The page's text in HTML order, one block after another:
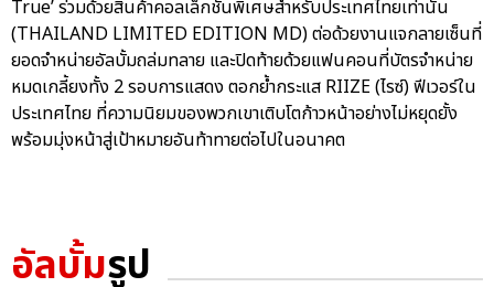
True’ ร่วมด้วยสินค้าคอลเล็กชันพิเศษสำหรับประเทศไทยเท่านั้น
(THAILAND LIMITED EDITION MD) ต่อด้วยงานแจกลายเซ็นที่
ยอดจำหน่ายอัลบั้มถล่มทลาย และปิดท้ายด้วยแฟนคอนที่บัตรจำหน่าย
หมดเกลี้ยงทั้ง 2 รอบการแสดง ตอกย้ำกระแส RIIZE (ไรซ์) ฟีเวอร์ใน
ประเทศไทย ที่ความนิยมของพวกเขาเติบโตก้าวหน้าอย่างไม่หยุดยั้ง
พร้อมมุ่งหน้าสู่เป้าหมายอันท้าทายต่อไปในอนาคต
อัลบั้มรูป